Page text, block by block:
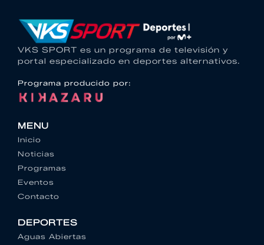
VKS SPORT es un programa de televisión y
portal especializado en deportes alternativos.
Programa producido por:
MENU
Inicio
Noticias
Programas
Eventos
Contacto
DEPORTES
Aguas Abiertas